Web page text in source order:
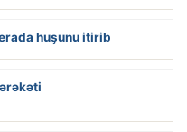
huşunu itirib